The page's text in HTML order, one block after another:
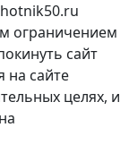
ограничением
сайт
на сайте
целях, и